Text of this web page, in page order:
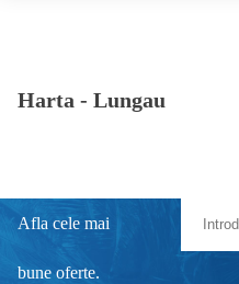
Harta - Lungau
Afla cele mai
bune oferte.